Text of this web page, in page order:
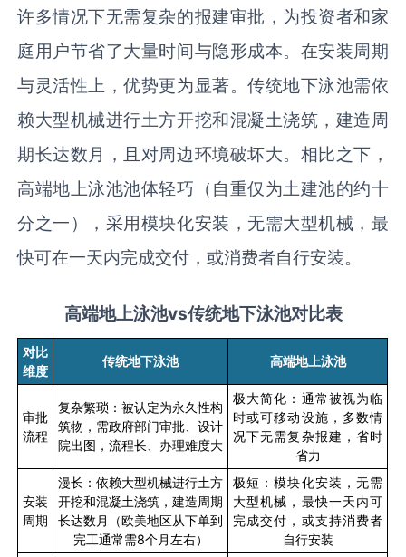
许多情况下无需复杂的报建审批，为投资者和家
庭用户节省了大量时间与隐形成本。在安装周期
与灵活性上，优势更为显著。传统地下泳池需依
赖大型机械进行土方开挖和混凝土浇筑，建造周
期长达数月，且对周边环境破坏大。相比之下，
高端地上泳池池体轻巧（自重仅为土建池的约十
分之一），采用模块化安装，无需大型机械，最
快可在一天内完成交付，或消费者自行安装。
高端地上泳池vs传统地下泳池对比表
对比
维度
传统地下泳池 高端地上泳池
审批
流程
复杂繁琐：被认定为永久性构
筑物，需政府部门审批、设计
院出图，流程长、办理难度大
极大简化：通常被视为临
时或可移动设施，多数情
况下无需复杂报建，省时
省力
安装
周期
漫长：依赖大型机械进行土方
开挖和混凝土浇筑，建造周期
长达数月（欧美地区从下单到
完工通常需8个月左右）
极短：模块化安装，无需
大型机械，最快一天内可
完成交付，或支持消费者
自行安装